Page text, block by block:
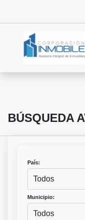
BÚSQUEDA
País:
Todos
Municipio:
Todos